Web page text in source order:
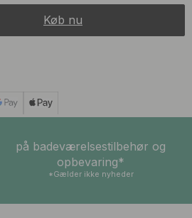
På lager
Køb nu
på badeværelsestilbehør og
opbevaring*
*Gælder ikke nyheder